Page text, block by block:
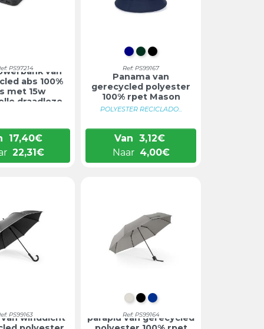
PS97214
van
abs 100%
met 15w
draadloze...
17,40€
22,31€
DONKERBLAUW
DONKERGROEN
ZWART
Ref: PS99167
Panama van
gerecycled polyester
100% rpet Mason
POLYESTER RECICLADO...
Van 3,12€
Naar 4,00€
PS99163
van winddicht
LICHTGRIJS
ZWART
BLAUW
Ref: PS99164
paraplu van gerecycled